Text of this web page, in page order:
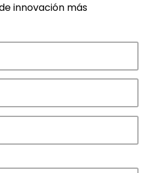
más destacadas de
innovación más